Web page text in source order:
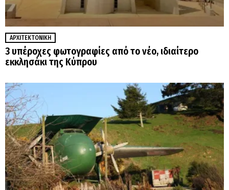
ΑΡΧΙΤΕΚΤΟΝΙΚΉ
3 υπέροχες φωτογραφίες από το νέο, ιδιαίτερο
εκκλησάκι της Κύπρου